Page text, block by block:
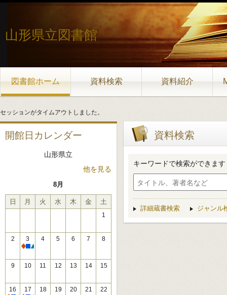
山形県立図書館
図書館ホーム 資料検索 資料紹介
セッションがタイムアウトしました。
開館日カレンダー
山形県立
他を見る
8月
日 月 火 水 木 金 土
1
2
3
休館
4 5 6 7 8
9 10 11 12 13 14 15
16
17
18 19 20 21 22
資料検索
キーワードで検索ができます
詳細蔵書検索 ジャンル